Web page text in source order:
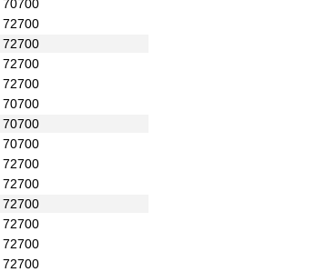
70700
72700
72700
72700
72700
70700
70700
70700
72700
72700
72700
72700
72700
72700